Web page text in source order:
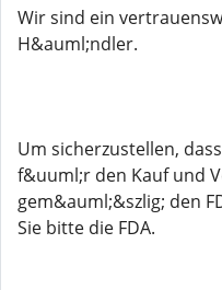
Wir sind ein
H&auml;ndler.
Um sicherzustellen,
f&uuml;r den Kauf und
gem&auml;&szlig; den
Sie bitte die FDA.